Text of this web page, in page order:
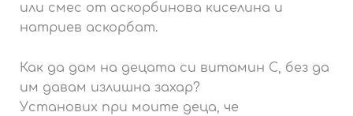
или смес от аскорбинова киселина и
натриев аскорбат.
Как да дам на децата си витамин С, без да
им давам излишна захар?
Установих при моите деца, че